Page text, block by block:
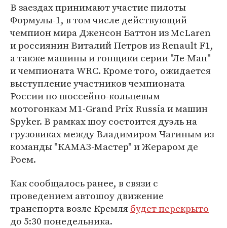
В заездах принимают участие пилоты
Формулы-1, в том числе действующий
чемпион мира Дженсон Баттон из McLaren
и россиянин Виталий Петров из Renault F1,
а также машины и гонщики серии "Ле-Ман"
и чемпионата WRC. Кроме того, ожидается
выступление участников чемпионата
России по шоссейно-кольцевым
мотогонкам M1-Grand Prix Russia и машин
Spyker. В рамках шоу состоится дуэль на
грузовиках между Владимиром Чагиным из
команды "КАМАЗ-Мастер" и Жераром де
Роем.
Как сообщалось ранее, в связи с
проведением автошоу движение
транспорта возле Кремлябудет перекрыто
до 5:30 понедельника.